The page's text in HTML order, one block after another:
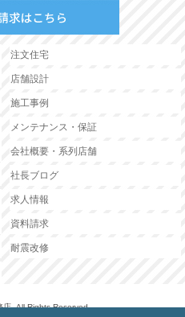
注文住宅
店舗設計
施工事例
メンテナンス・保証
会社概要・系列店舗
社長ブログ
求人情報
資料請求
耐震改修
店. All Rights Reserved.